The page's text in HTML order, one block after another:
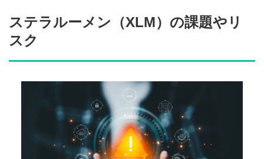
ステラルーメン（XLM）の課題やリ
スク